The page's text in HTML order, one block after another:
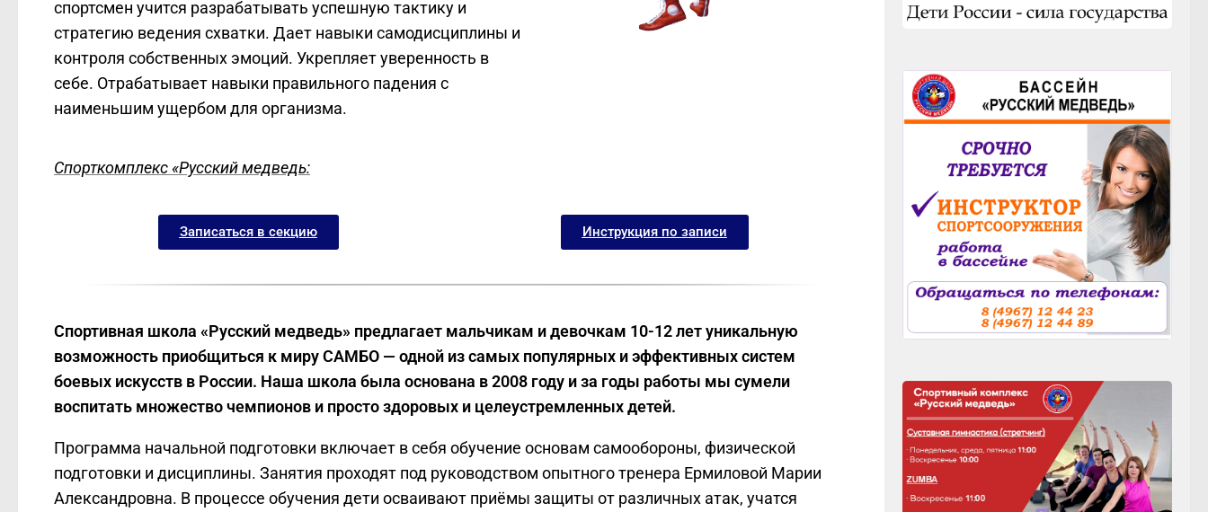
спортсмен учится разрабатывать успешную тактику и
стратегию ведения схватки. Дает навыки самодисциплины и
контроля собственных эмоций. Укрепляет уверенность в
себе. Отрабатывает навыки правильного падения с
наименьшим ущербом для организма.
Спорткомплекс «Русский медведь:
Записаться в секцию Инструкция по записи
Спортивная школа «Русский медведь» предлагает мальчикам и девочкам 10-12 лет уникальную
возможность приобщиться к миру САМБО — одной из самых популярных и эффективных систем
боевых искусств в России. Наша школа была основана в 2008 году и за годы работы мы сумели
воспитать множество чемпионов и просто здоровых и целеустремленных детей.
Программа начальной подготовки включает в себя обучение основам самообороны, физической
подготовки и дисциплины. Занятия проходят под руководством опытного тренера Ермиловой Марии
Александровна. В процессе обучения дети осваивают приёмы защиты от различных атак, учатся